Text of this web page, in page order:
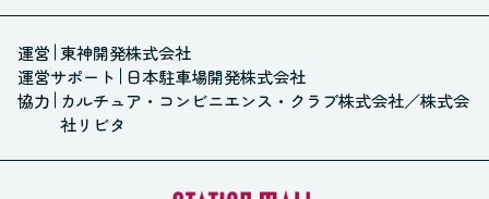
運営 東神開発株式会社
運営サポート 日本駐車場開発株式会社
協力 カルチュア・コンビニエンス・クラブ株式会社／株式会
社リビタ